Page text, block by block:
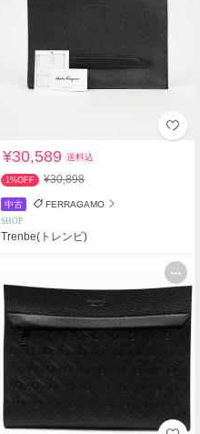
¥30,589送料込
1%OFF ¥30,898
中古 FERRAGAMO
SHOP
Trenbe(トレンビ)